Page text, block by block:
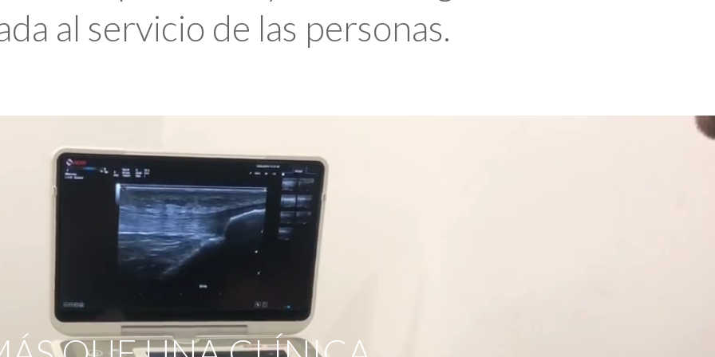
al servicio de las personas.